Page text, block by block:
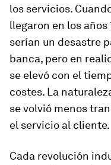
los servicios.
llegaron en los
serían un desastre
banca, pero en
se elevó con el
costes. La
se volvió menos
el servicio al cliente.
Cada revolución